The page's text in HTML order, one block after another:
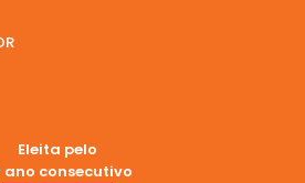
Eleita pelo
ano consecutivo